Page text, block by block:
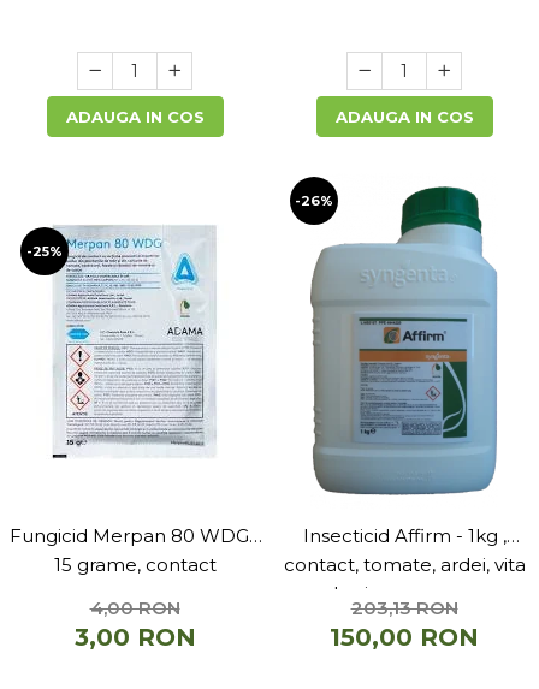
ADAUGA IN COS ADAUGA IN COS
-25%
Fungicid Merpan 80 WDG -
15 grame, contact
4,00 RON
3,00 RON
-26%
Insecticid Affirm - 1kg ,
contact, tomate, ardei, vita
de vie, varza, mar
203,13 RON
150,00 RON